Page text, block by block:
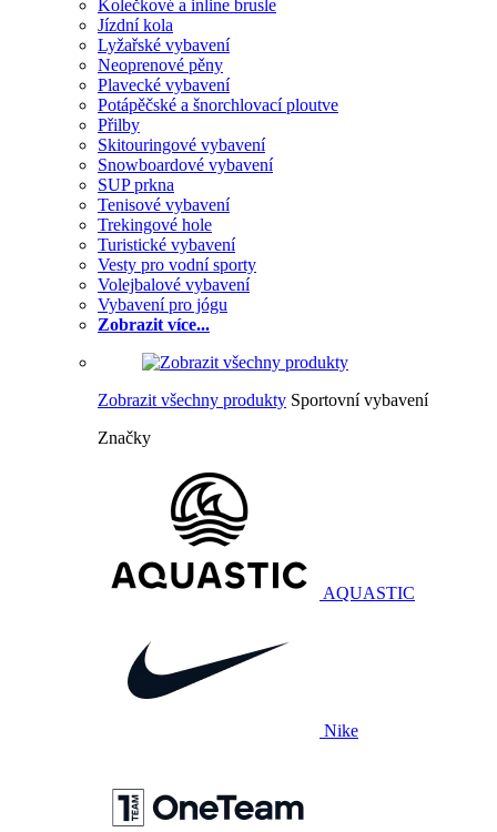
Kolečkové a inline brusle
Jízdní kola
Lyžařské vybavení
Neoprenové pěny
Plavecké vybavení
Potápěčské a šnorchlovací ploutve
Přilby
Skitouringové vybavení
Snowboardové vybavení
SUP prkna
Tenisové vybavení
Trekingové hole
Turistické vybavení
Vesty pro vodní sporty
Volejbalové vybavení
Vybavení pro jógu
Zobrazit více...
Zobrazit všechny produkty Sportovní vybavení
Značky
AQUASTIC
Nike